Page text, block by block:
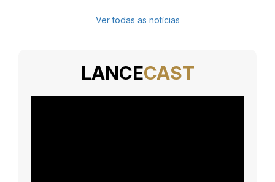
Ver todas as notícias
LANCECAST